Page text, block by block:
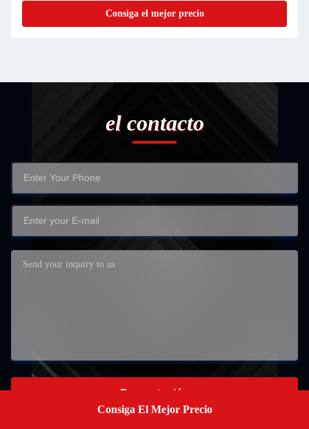
Consiga El Mejor Precio
Consiga el mejor precio
el contacto
Presentación
Get A Quote